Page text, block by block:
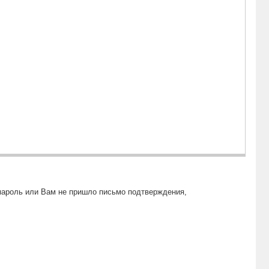
или Вам не пришло письмо подтверждения,